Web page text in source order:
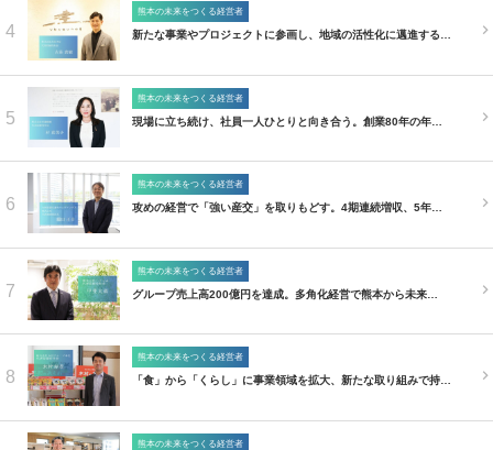
4
熊本の未来をつくる経営者
新たな事業やプロジェクトに参画し、地域の活性化に邁進する…
5
熊本の未来をつくる経営者
現場に立ち続け、社員一人ひとりと向き合う。創業80年の年…
6
熊本の未来をつくる経営者
攻めの経営で「強い産交」を取りもどす。4期連続増収、5年…
7
熊本の未来をつくる経営者
グループ売上高200億円を達成。多角化経営で熊本から未来…
8
熊本の未来をつくる経営者
「食」から「くらし」に事業領域を拡大、新たな取り組みで持…
熊本の未来をつくる経営者